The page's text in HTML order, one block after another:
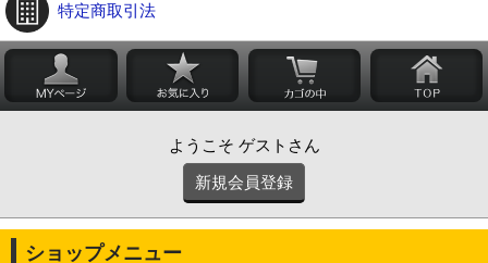
特定商取引法
ようこそ ゲストさん
新規会員登録
ショップメニュー